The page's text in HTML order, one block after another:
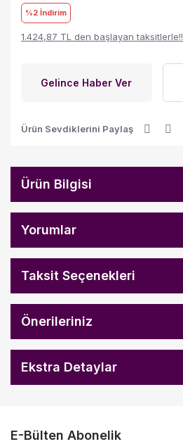
%2 İndirim
1.424,87 TL den başlayan taksitlerle!!
Gelince Haber Ver
Ürün Sevdiklerini Paylaş
Ürün Bilgisi
Yorumlar
Taksit Seçenekleri
Önerileriniz
Ekstra Detaylar
E-Bülten Abonelik